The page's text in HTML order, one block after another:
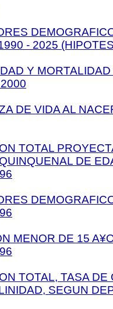
- 2025
Y
DE VIDA AL
TOTAL
DE
MENOR DE 15
TOTAL, TASA DE
SEGUN